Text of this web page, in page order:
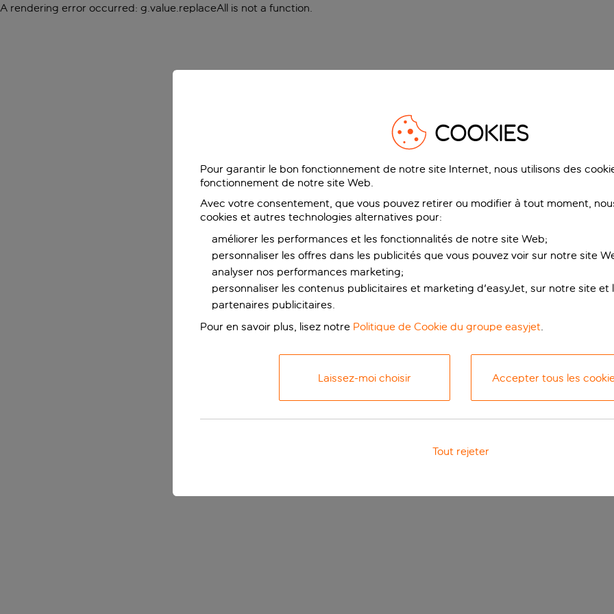
A rendering error occurred: g.value.replaceAll is not a function.
COOKIES
Pour garantir le bon fonctionnement de notre site Internet, nous utilisons des
fonctionnement de notre site Web.
Avec votre consentement, que vous pouvez retirer ou modifier à tout moment,
cookies et autres technologies alternatives pour:
améliorer les performances et les fonctionnalités de notre site Web;
personnaliser les offres dans les publicités que vous pouvez voir sur notre site
analyser nos performances marketing;
personnaliser les contenus publicitaires et marketing d'easyJet, sur notre site et
partenaires publicitaires.
Pour en savoir plus, lisez notre Politique de Cookie du groupe easyjet.
Laissez-moi choisir Accepter tous les
Tout rejeter